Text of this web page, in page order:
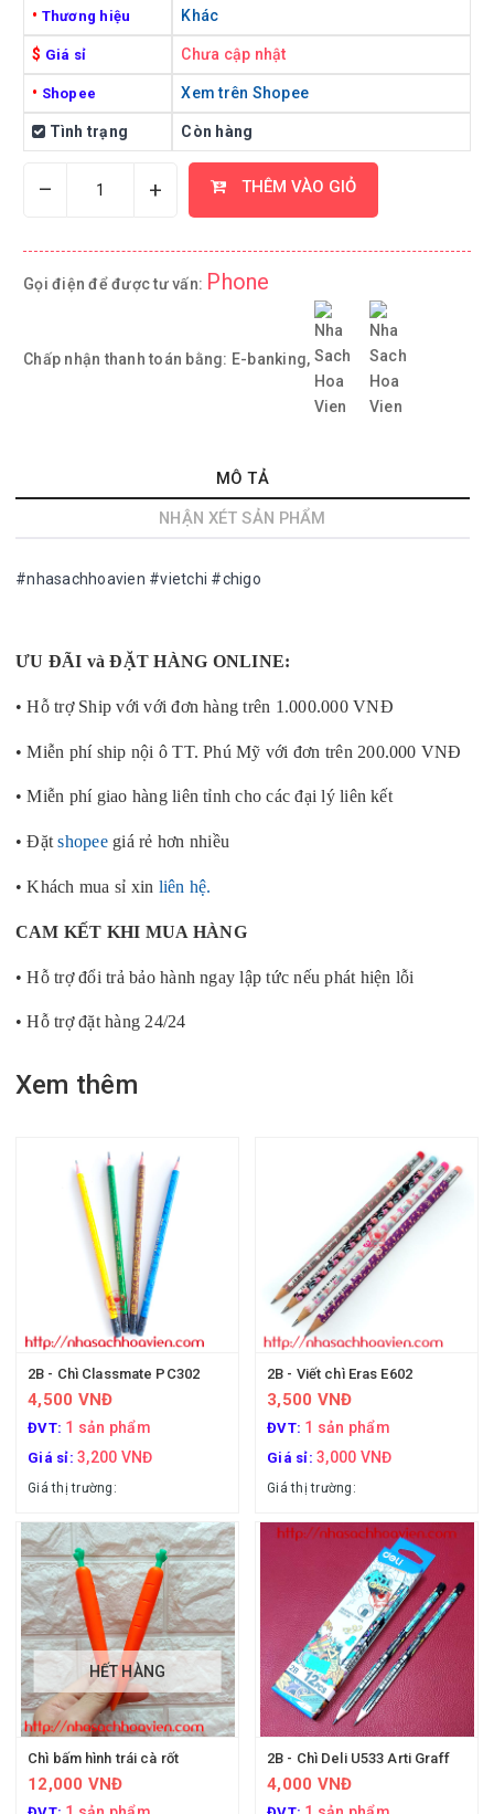
• Thương hiệu Khác
$ Giá sỉ Chưa cập nhật
• Shopee Xem trên Shopee
Tình trạng Còn hàng
– + THÊM VÀO GIỎ
Gọi điện để được tư vấn: Phone
Chấp nhận thanh toán bằng: E-banking,
MÔ TẢ
NHẬN XÉT SẢN PHẨM
#nhasachhoavien #vietchi #chigo
ƯU ĐÃI và ĐẶT HÀNG ONLINE:
• Hỗ trợ Ship với với đơn hàng trên 1.000.000 VNĐ
• Miễn phí ship nội ô TT. Phú Mỹ với đơn trên 200.000 VNĐ
• Miễn phí giao hàng liên tỉnh cho các đại lý liên kết
• Đặtshopeegiá rẻ hơn nhiều
• Khách mua sỉ xin liên hệ.
CAM KẾT KHI MUA HÀNG
• Hỗ trợ đổi trả bảo hành ngay lập tức nếu phát hiện lỗi
• Hỗ trợ đặt hàng 24/24
Xem thêm
2B - Chì Classmate PC302
4,500 VNĐ
ĐVT: 1 sản phẩm
Giá sỉ: 3,200 VNĐ
Giá thị trường:
2B - Viết chì Eras E602
3,500 VNĐ
ĐVT: 1 sản phẩm
Giá sỉ: 3,000 VNĐ
Giá thị trường:
HẾT HÀNG
Chì bấm hình trái cà rốt
12,000 VNĐ
2B - Chì Deli U533 Arti Graff
4,000 VNĐ